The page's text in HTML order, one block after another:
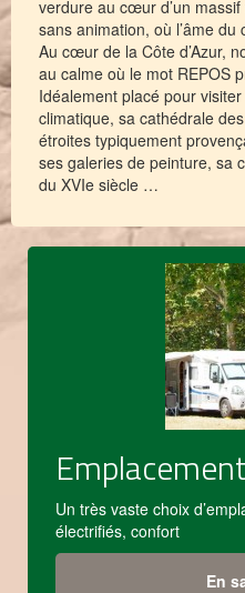
verdure au cœur d’un
sans animation, où l’âme
Au cœur de la Côte d’Azur,
au calme où le mot REPOS
Idéalement placé pour
climatique, sa cathédrale
étroites typiquement
ses galeries de peinture, sa
du XVIe siècle …
Un très vaste choix
électrifiés, confort
En